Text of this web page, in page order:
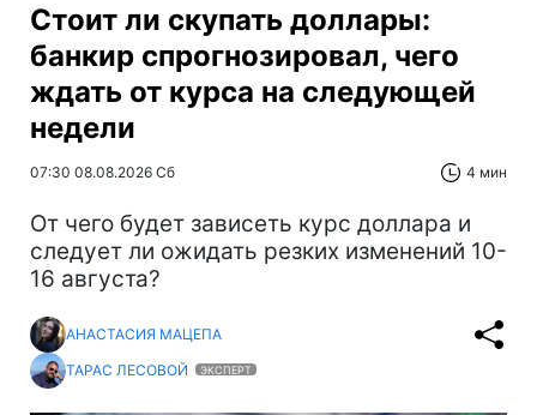
Стоит ли скупать доллары:
банкир спрогнозировал, чего
ждать от курса на следующей
недели
07:30 08.08.2026 Сб 4 мин
От чего будет зависеть курс доллара и
следует ли ожидать резких изменений 10-
16 августа?
АНАСТАСИЯ МАЦЕПА
ТАРАС ЛЕСОВОЙ
ЭКСПЕРТ